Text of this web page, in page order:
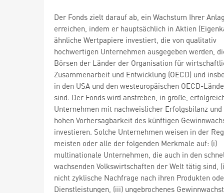
Der Fonds zielt darauf ab, ein Wachstum Ihrer
erreichen, indem er hauptsächlich in Aktien
ähnliche Wertpapiere investiert, die von qualitativ
hochwertigen Unternehmen ausgegeben werden,
Börsen der Länder der Organisation für
Zusammenarbeit und Entwicklung (OECD) und
in den USA und den westeuropäischen OECD-
sind. Der Fonds wird anstreben, in große,
Unternehmen mit nachweislicher Erfolgsbilanz
hohen Vorhersagbarkeit des künftigen
investieren. Solche Unternehmen weisen in der
meisten oder alle der folgenden Merkmale auf: (i)
multinationale Unternehmen, die auch in den
wachsenden Volkswirtschaften der Welt tätig sind,
nicht zyklische Nachfrage nach ihren Produkten
Dienstleistungen, (iii) ungebrochenes